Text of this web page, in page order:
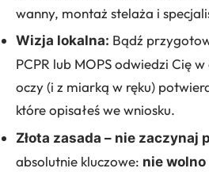
wanny, montaż stelaża i
Wizja lokalna: Bądź
PCPR lub MOPS odwiedzi Cię
oczy (i z miarką w ręku)
które opisałeś we wniosku.
Złota zasada – nie zaczynaj
absolutnie kluczowe: nie